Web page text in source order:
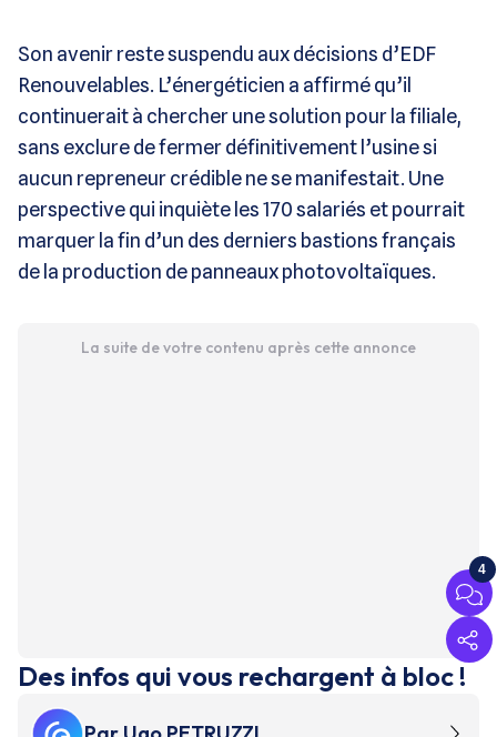
Son avenir reste suspendu aux décisions d’EDF
Renouvelables. L’énergéticien a affirmé qu’il
continuerait à chercher une solution pour la filiale,
sans exclure de fermer définitivement l’usine si
aucun repreneur crédible ne se manifestait. Une
perspective qui inquiète les 170 salariés et pourrait
marquer la fin d’un des derniers bastions français
de la production de panneaux photovoltaïques​.
La suite de votre contenu après cette annonce
4
Des infos qui vous rechargent à bloc !